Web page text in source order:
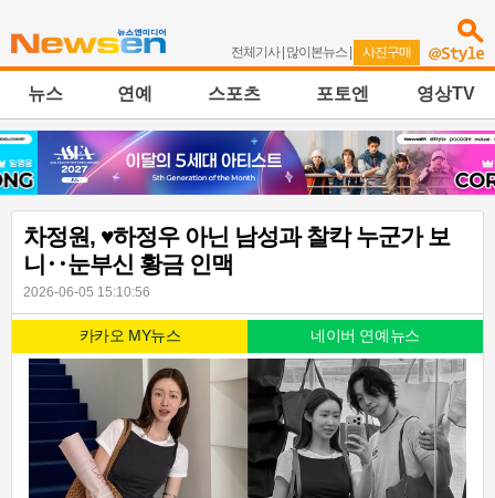
전체기사| 많이본뉴스 | 사진구매
뉴스 연예 스포츠 포토엔 영상TV
차정원, ♥하정우 아닌 남성과 찰칵 누군가 보
니‥눈부신 황금 인맥
2026-06-05 15:10:56
카카오 MY뉴스 네이버 연예뉴스